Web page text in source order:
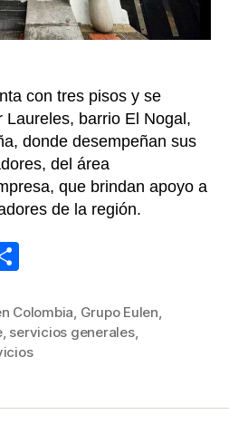
con tres pisos y se
barrio El Nogal,
donde desempeñan sus
del área
que brindan apoyo a
de la región.
m
p
tir
Colombia, Grupo Eulen,
, servicios generales,